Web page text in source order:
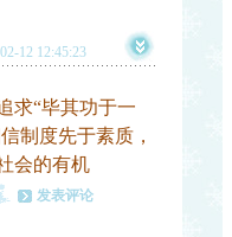
12 12:45:23
“毕其功于一
制度先于素质，
会的有机
发表评论